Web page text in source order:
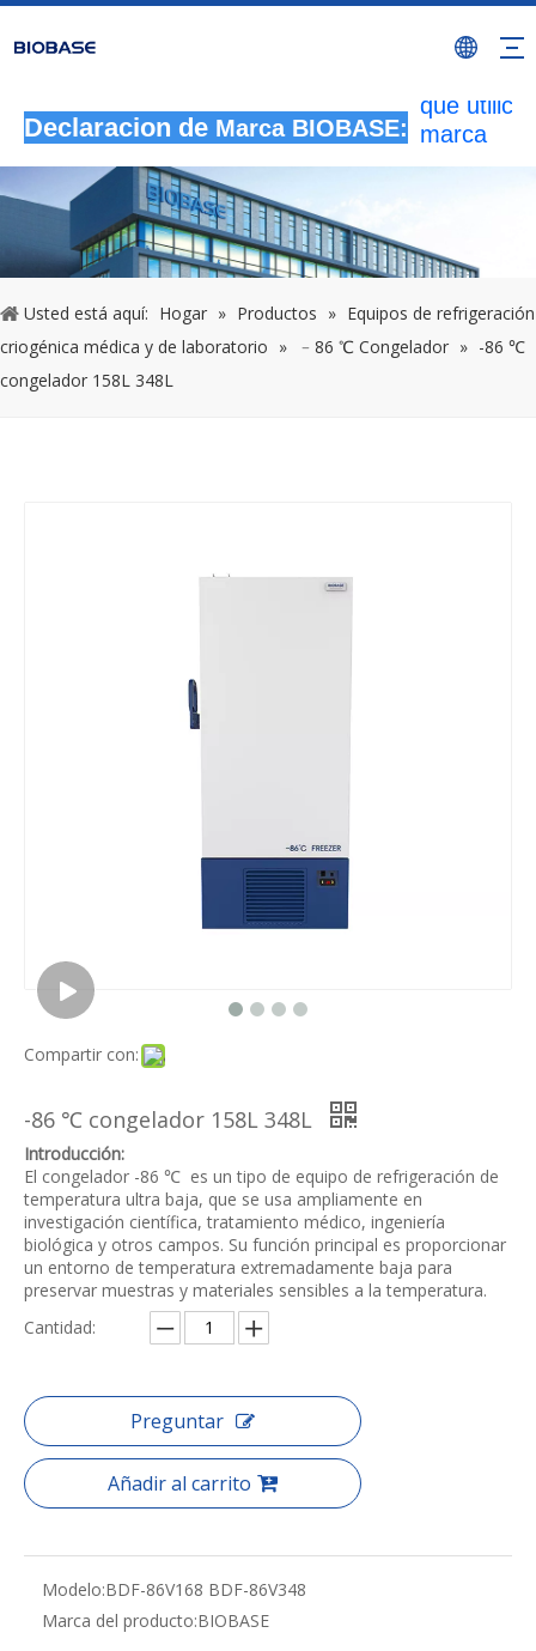
Declaracion de Marca BIOBASE:
Todas las
que
marca
legal.
Usted está aquí: Hogar » Productos » Equipos de refrigeración
criogénica médica y de laboratorio » ﹣86 ℃ Congelador » -86 ℃
congelador 158L 348L
Compartir con:
-86 ℃ congelador 158L 348L
Introducción:
El congelador -86 ℃ ‌ es un tipo de equipo de refrigeración de
temperatura ultra baja, que se usa ampliamente en
investigación científica, tratamiento médico, ingeniería
biológica y otros campos. Su función principal es proporcionar
un entorno de temperatura extremadamente baja para
preservar muestras y materiales sensibles a la temperatura.
Cantidad:
Preguntar
Añadir al carrito
Modelo:BDF-86V168 BDF-86V348
Marca del producto:BIOBASE